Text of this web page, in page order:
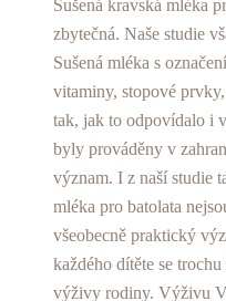
Sušená kravská mléka
zbytečná. Naše studie
Sušená mléka s
vitaminy, stopové
tak, jak to odpovídalo i
byly prováděny v
význam. I z naší studie
mléka pro batolata
všeobecně praktický
každého dítěte se
výživy rodiny. Výživu